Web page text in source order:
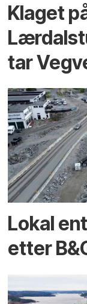
Klaget
tar
Lokal
etter